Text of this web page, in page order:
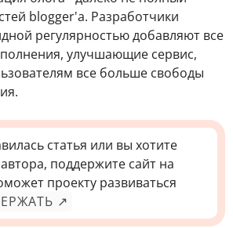
blogger'а. Разработчики
регулярностью добавляют все
улучшающие сервис,
все больше свободы
статья или вы хотите
поддержите сайт на
проекту развиваться
↗